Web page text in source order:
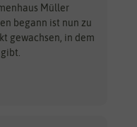
Müller
begann ist nun zu
gewachsen, in dem